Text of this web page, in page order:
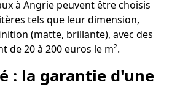
à Angrie peuvent être choisis
tels que leur dimension,
(matte, brillante), avec des
de 20 à 200 euros le m².
: la garantie d'une